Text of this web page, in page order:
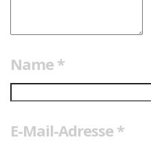
Name *
E-Mail-Adresse *